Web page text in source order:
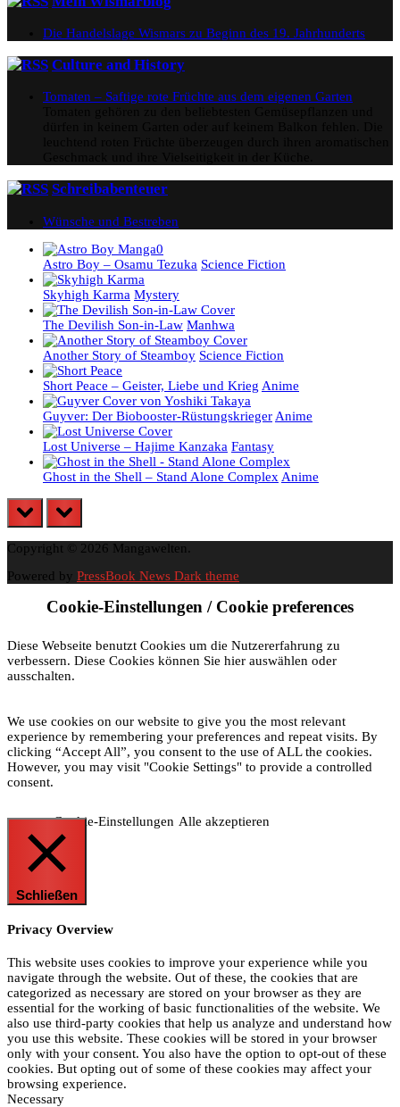
Die Handelslage Wismars zu Beginn des 19. Jahrhunderts
Culture and History
Tomaten – Saftige rote Früchte aus dem eigenen Garten
Schreibabenteuer
Wünsche und Bestreben
Astro Boy – Osamu Tezuka Science Fiction
Skyhigh Karma Mystery
The Devilish Son-in-Law Manhwa
Another Story of Steamboy Science Fiction
Short Peace – Geister, Liebe und Krieg Anime
Guyver: Der Biobooster-RüstungskriegerAnime
Lost Universe – Hajime Kanzaka Fantasy
Ghost in the Shell – Stand Alone ComplexAnime
prev next
Copyright © 2026 Mangawelten.
Powered by PressBook News Dark theme
Cookie-Einstellungen / Cookie preferences
Diese Webseite benutzt Cookies um die Nutzererfahrung zu
verbessern. Diese Cookies können Sie hier auswählen oder
ausschalten.
We use cookies on our website to give you the most relevant
experience by remembering your preferences and repeat visits. By
clicking “Accept All”, you consent to the use of ALL the cookies.
However, you may visit "Cookie Settings" to provide a controlled
consent.
Cookie-Einstellungen Alle akzeptieren
Schließen
Privacy Overview
This website uses cookies to improve your experience while you
navigate through the website. Out of these, the cookies that are
categorized as necessary are stored on your browser as they are
essential for the working of basic functionalities of the website. We
also use third-party cookies that help us analyze and understand how
you use this website. These cookies will be stored in your browser
only with your consent. You also have the option to opt-out of these
cookies. But opting out of some of these cookies may affect your
browsing experience.
Necessary